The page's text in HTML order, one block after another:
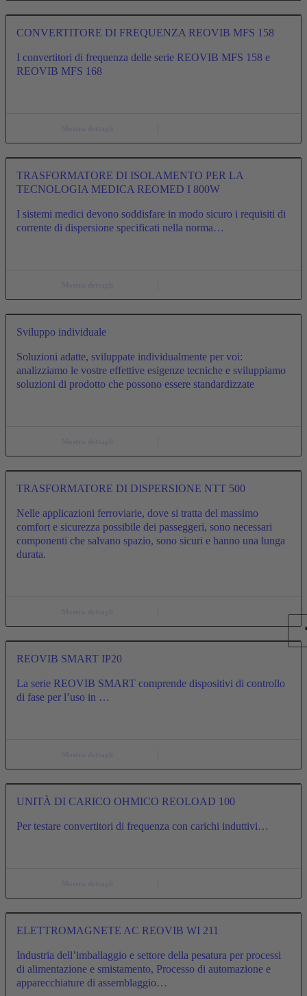
CONVERTITORE DI FREQUENZA REOVIB MFS 158
I convertitori di frequenza delle serie REOVIB MFS 158 e
REOVIB MFS 168
TRASFORMATORE DI ISOLAMENTO PER LA
TECNOLOGIA MEDICA REOMED I 800W
I sistemi medici devono soddisfare in modo sicuro i requisiti di
corrente di dispersione specificati nella norma…
Sviluppo individuale
Soluzioni adatte, sviluppate individualmente per voi:
analizziamo le vostre effettive esigenze tecniche e sviluppiamo
soluzioni di prodotto che possono essere standardizzate
TRASFORMATORE DI DISPERSIONE NTT 500
Nelle applicazioni ferroviarie, dove si tratta del massimo
comfort e sicurezza possibile dei passeggeri, sono necessari
componenti che salvano spazio, sono sicuri e hanno una lunga
durata.
REOVIB SMART IP20
La serie REOVIB SMART comprende dispositivi di controllo
di fase per l’uso in …
UNITÀ DI CARICO OHMICO REOLOAD 100
Per testare convertitori di frequenza con carichi induttivi…
ELETTROMAGNETE AC REOVIB WI 211
Industria dell’imballaggio e settore della pesatura per processi
di alimentazione e smistamento, Processo di automazione e
apparecchiature di assemblaggio…